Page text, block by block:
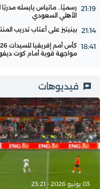
21:19
رسميًا.. ماتياس يايسله
الأهلي السعودي
21:14 بينيتيز على أعتاب تدريب
18:41
مواجهة قوية أمام كوت
فيديوهات
03 يونيو 2026 - 23:21